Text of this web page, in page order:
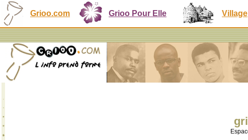
Grioo.com Grioo Pour Elle Village